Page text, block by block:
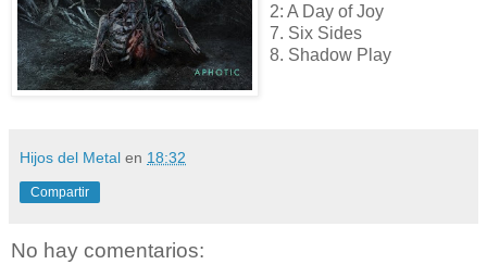
2: A Day of Joy
7. Six Sides
8. Shadow Play
Hijos del Metal en 18:32
Compartir
No hay comentarios: